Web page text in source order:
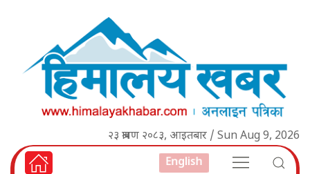
२३ श्रावण २०८३, आइतबार / Sun Aug 9, 2026
English